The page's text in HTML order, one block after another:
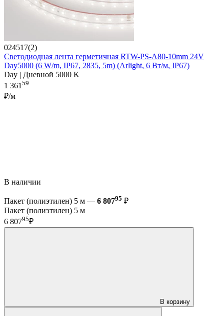
024517(2)
Светодиодная лента герметичная RTW-PS-A80-10mm 24V
Day5000 (6 W/m, IP67, 2835, 5m) (Arlight, 6 Вт/м, IP67)
Day | Дневной 5000 K
1 361 59
₽/м
В наличии
Пакет (полиэтилен) 5 м — 6 80795 ₽
Пакет (полиэтилен) 5 м
6 80795₽
В корзину